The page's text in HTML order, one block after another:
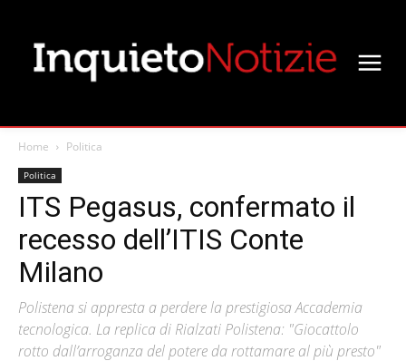
Home Politica
Politica
ITS Pegasus, confermato il
recesso dell’ITIS Conte
Milano
Polistena si appresta a perdere la prestigiosa Accademia
tecnologica. La replica di Rialzati Polistena: "Giocattolo
rotto dall’arroganza del potere da rottamare al più presto"